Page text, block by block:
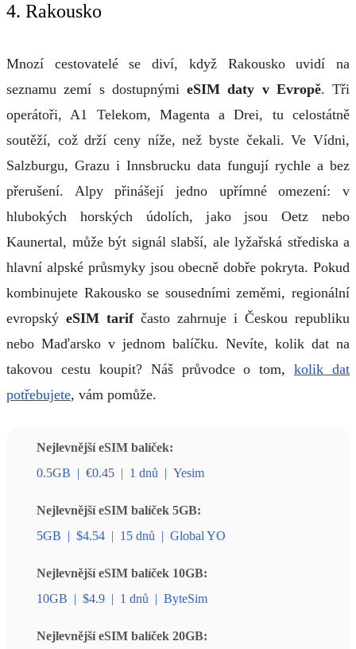
4. Rakousko
Mnozí cestovatelé se diví, když Rakousko uvidí na
seznamu zemí s dostupnými eSIM daty v Evropě. Tři
operátoři, A1 Telekom, Magenta a Drei, tu celostátně
soutěží, což drží ceny níže, než byste čekali. Ve Vídni,
Salzburgu, Grazu i Innsbrucku data fungují rychle a bez
přerušení. Alpy přinášejí jedno upřímné omezení: v
hlubokých horských údolích, jako jsou Oetz nebo
Kaunertal, může být signál slabší, ale lyžařská střediska a
hlavní alpské průsmyky jsou obecně dobře pokryta. Pokud
kombinujete Rakousko se sousedními zeměmi, regionální
evropský eSIM tarifčasto zahrnuje i Českou republiku
nebo Maďarsko v jednom balíčku. Nevíte, kolik dat na
takovou cestu koupit? Náš průvodce o tom,kolik dat
potřebujete, vám pomůže.
Nejlevnější eSIM balíček:
0.5GB | €0.45 | 1 dnů | Yesim
Nejlevnější eSIM balíček 5GB:
5GB | $4.54 | 15 dnů | Global YO
Nejlevnější eSIM balíček 10GB:
10GB | $4.9 | 1 dnů | ByteSim
Nejlevnější eSIM balíček 20GB: